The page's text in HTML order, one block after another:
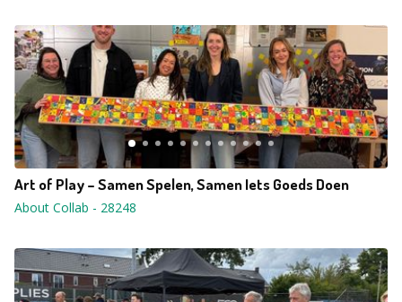
Art of Play – Samen Spelen, Samen Iets Goeds Doen
About Collab - 28248